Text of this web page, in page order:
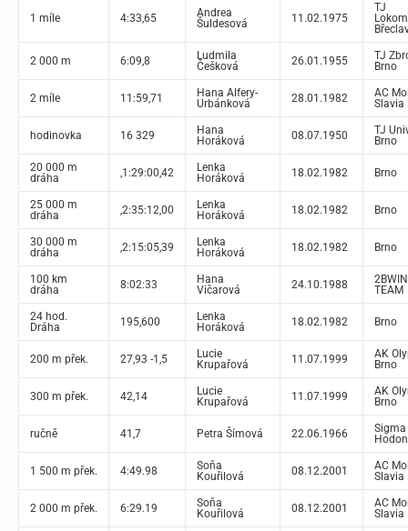
1 míle 4:33,65
Andrea
Šuldesová
11.02.1975
TJ
2 000 m 6:09,8
Ludmila
Češková
26.01.1955
TJ
Brno
2 míle 11:59,71
Hana Alfery-
Urbánková
28.01.1982
AC
Slavia
hodinovka 16 329
Hana
Horáková
08.07.1950
TJ
Brno
20 000 m
dráha
‚1:29:00,42
Lenka
Horáková
18.02.1982 Brno
25 000 m
dráha
‚2:35:12,00
Lenka
Horáková
18.02.1982 Brno
30 000 m
dráha
‚2:15:05,39
Lenka
Horáková
18.02.1982 Brno
100 km
dráha
8:02:33
Hana
Vičarová
24.10.1988
TEAM
24 hod.
Dráha
195,600
Lenka
Horáková
18.02.1982 Brno
200 m přek. 27,93 -1,5
Lucie
Krupařová
11.07.1999
AK
Brno
300 m přek. 42,14
Lucie
Krupařová
11.07.1999
AK
Brno
ručně 41,7 Petra Šímová 22.06.1966
Sigma
1 500 m přek. 4:49.98
Soňa
Kouřilová
08.12.2001
AC
Slavia
2 000 m přek. 6:29.19
Soňa
Kouřilová
08.12.2001
AC
Slavia